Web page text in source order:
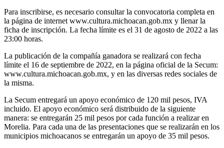
Para inscribirse, es necesario consultar la convocatoria completa en
la página de internet www.cultura.michoacan.gob.mx y llenar la
ficha de inscripción. La fecha límite es el 31 de agosto de 2022 a las
23:00 horas.
La publicación de la compañía ganadora se realizará con fecha
límite el 16 de septiembre de 2022, en la página oficial de la Secum:
www.cultura.michoacan.gob.mx, y en las diversas redes sociales de
la misma.
La Secum entregará un apoyo económico de 120 mil pesos, IVA
incluido. El apoyo económico será distribuido de la siguiente
manera: se entregarán 25 mil pesos por cada función a realizar en
Morelia. Para cada una de las presentaciones que se realizarán en los
municipios michoacanos se entregarán un apoyo de 35 mil pesos.